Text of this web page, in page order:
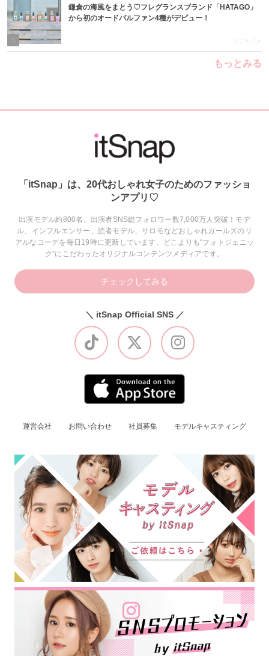
鎌倉の海風をまとう♡フレグランスブランド「HATAGO」
から初のオードパルファン4種がデビュー！
2026.7.6
もっとみる
「itSnap」は、20代おしゃれ女子のためのファッショ
ンアプリ♡
出演モデル約800名、出演者SNS総フォロワー数7,000万人突破！モデ
ル、インフルエンサー、読者モデル、サロモなどおしゃれガールズのリ
アルなコーデを毎日19時に更新しています。どこよりも“フォトジェニッ
ク”にこだわったオリジナルコンテンツメディアです。
チェックしてみる
＼ itSnap Official SNS ／
運営会社 お問い合わせ 社員募集 モデルキャスティング